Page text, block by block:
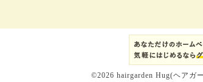
©2026 hairgarden Hug(ヘアガ